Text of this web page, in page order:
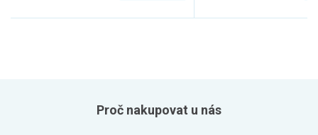
Proč nakupovat u nás